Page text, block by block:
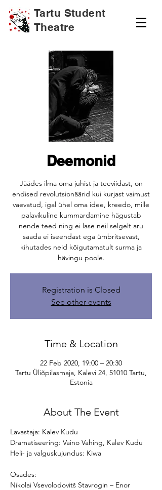
Tartu Student
Theatre
Deemonid
Jäädes ilma oma juhist ja teeviidast, on
endised revolutsionäärid kui kurjast vaimust
vaevatud, igal ühel oma idee, kreedo, mille
palavikuline kummardamine hägustab
nende teed ning ei lase neil selgelt aru
saada ei iseendast ega ümbritsevast,
kihutades neid kõigutamatult surma ja
hävingu poole.
Registration is Closed
See other events
Time & Location
22 Feb 2020, 19:00 – 20:30
Tartu Üliõpilasmaja, Kalevi 24, 51010 Tartu,
Estonia
About The Event
Lavastaja: Kalev Kudu
Dramatiseering: Vaino Vahing, Kalev Kudu
Osades:
Nikolai Vsevolodovitš Stavrogin – Enor